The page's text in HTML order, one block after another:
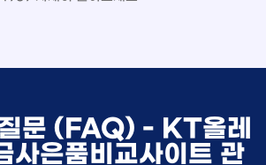
문 (FAQ) - KT올레
사은품비교사이트 관